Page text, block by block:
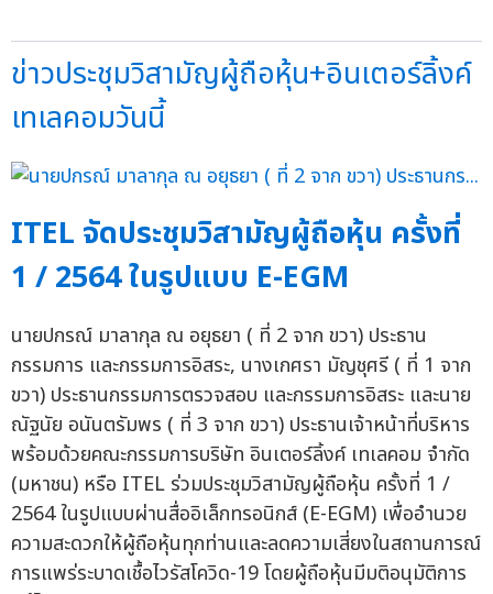
ข่าวประชุมวิสามัญผู้ถือหุ้น+อินเตอร์ลิ้งค์
เทเลคอมวันนี้
ITEL จัดประชุมวิสามัญผู้ถือหุ้น ครั้งที่
1 / 2564 ในรูปแบบ E-EGM
นายปกรณ์ มาลากุล ณ อยุธยา ( ที่ 2 จาก ขวา) ประธาน
กรรมการ และกรรมการอิสระ, นางเกศรา มัญชุศรี ( ที่ 1 จาก
ขวา) ประธานกรรมการตรวจสอบ และกรรมการอิสระ และนาย
ณัฐนัย อนันตรัมพร ( ที่ 3 จาก ขวา) ประธานเจ้าหน้าที่บริหาร
พร้อมด้วยคณะกรรมการบริษัท อินเตอร์ลิ้งค์ เทเลคอม จำกัด
(มหาชน) หรือ ITEL ร่วมประชุมวิสามัญผู้ถือหุ้น ครั้งที่ 1 /
2564 ในรูปแบบผ่านสื่ออิเล็กทรอนิกส์ (E-EGM) เพื่ออำนวย
ความสะดวกให้ผู้ถือหุ้นทุกท่านและลดความเสี่ยงในสถานการณ์
การแพร่ระบาดเชื้อไวรัสโควิด-19 โดยผู้ถือหุ้นมีมติอนุมัติการ